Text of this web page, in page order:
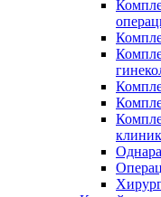
клиник